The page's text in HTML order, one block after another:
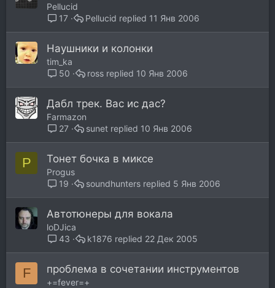
Pellucid
17
11 Янв 2006
Pellucid
Наушники и колонки
tim_ka
50
10 Янв 2006
ross
Дабл трек. Вас ис дас?
Farmazon
27
10 Янв 2006
sunet
P Тонет бочка в миксе
Progus
19
5 Янв 2006
soundhunters
Автотюнеры для вокала
loDJica
43
22 Дек 2005
k1876
F проблема в сочетании инструментов
+=fever=+